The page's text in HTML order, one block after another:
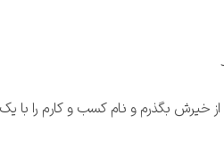
بگذرم و نام کسب و کارم را با یک